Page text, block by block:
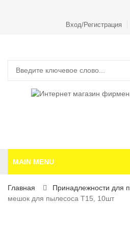
Вход/Регистрация
MAIN MENU
Главная Принадлежности для
мешок для пылесоса Т15, 10шт